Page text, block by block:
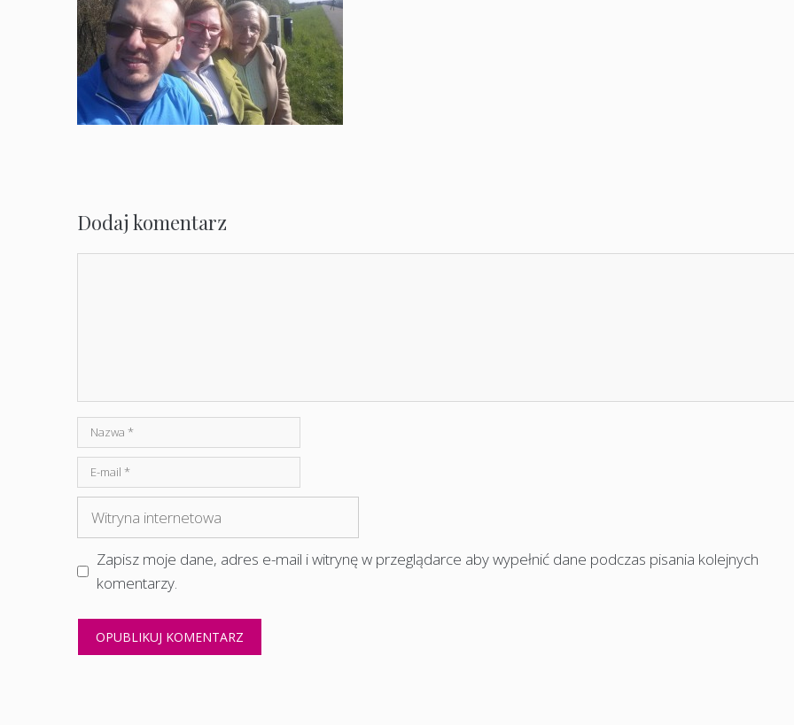
Dodaj komentarz
Nazwa
mail
Witryna
internetowa
Zapisz moje dane, adres e-mail i witrynę w przeglądarce aby wypełnić dane podczas pisania kolejnych
komentarzy.